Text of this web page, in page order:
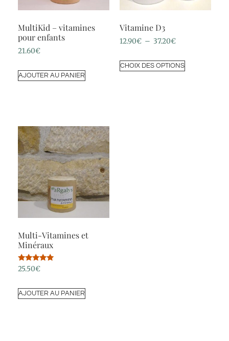
MultiKid – vitamines
pour enfants
21.60€
AJOUTER AU PANIER
Vitamine D3
12.90€ – 37.20€
CHOIX DES OPTIONS
Multi-Vitamines et
Minéraux
Note
5.00
25.50€
AJOUTER AU PANIER